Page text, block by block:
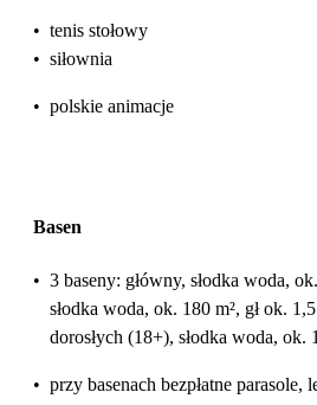
• tenis stołowy
• siłownia
• polskie animacje
Basen
• 3 baseny: główny, słodka woda,
słodka woda, ok. 180 m², gł ok.
dorosłych (18+), słodka woda, ok.
• przy basenach bezpłatne parasole,